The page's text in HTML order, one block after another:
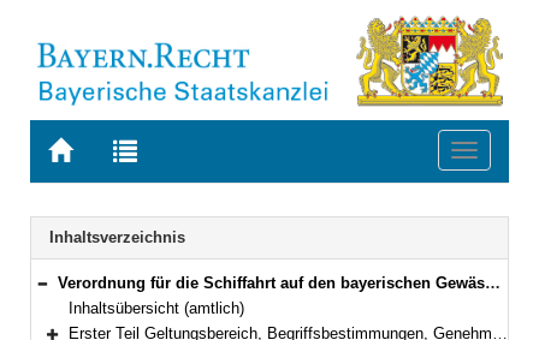
Zur
BAYERN.RECHT
Zur
letzten
Suche
Toggle
Navigation
Inhaltsverzeichnis
Bereich reduzieren
Verordnung für die Schiffahrt auf den bayerischen Gewässern (Bayerische Schifffahrtsverordnung – BaySchiffV) Vom 9. August 1977 (BayRS V S. 794) BayRS 95-5-B (§§ 1–61)
Inhaltsübersicht (amtlich)
Erster Teil Geltungsbereich, Begriffsbestimmungen, Genehmigungspflicht (§§ 1–4)